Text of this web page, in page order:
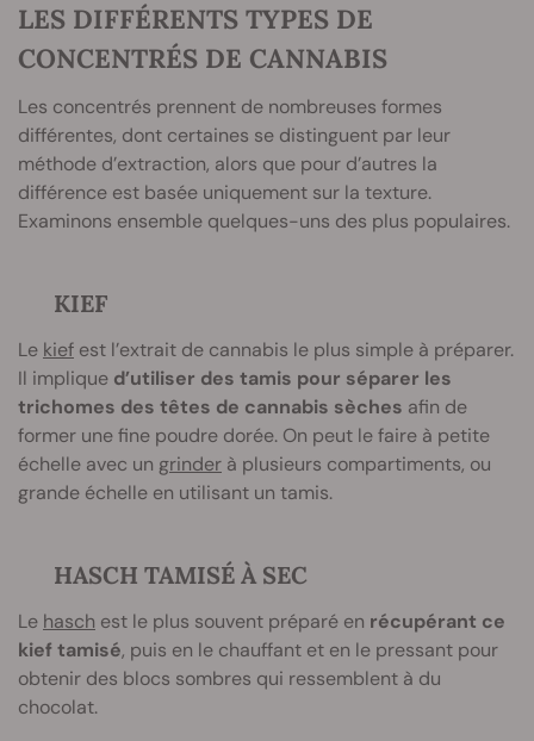
LES DIFFÉRENTS TYPES DE
CONCENTRÉS DE CANNABIS
Les concentrés prennent de nombreuses formes
différentes, dont certaines se distinguent par leur
méthode d’extraction, alors que pour d’autres la
différence est basée uniquement sur la texture.
Examinons ensemble quelques-uns des plus populaires.
KIEF
Le kief est l’extrait de cannabis le plus simple à préparer.
Il implique d’utiliser des tamis pour séparer les
trichomes des têtes de cannabis sèches afin de
former une fine poudre dorée. On peut le faire à petite
échelle avec un grinder à plusieurs compartiments, ou
grande échelle en utilisant un tamis.
HASCH TAMISÉ À SEC
Le hasch est le plus souvent préparé en récupérant ce
kief tamisé, puis en le chauffant et en le pressant pour
obtenir des blocs sombres qui ressemblent à du
chocolat.